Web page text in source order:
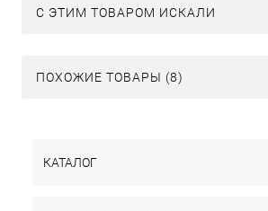
C ЭТИМ ТОВАРОМ ИСКАЛИ
ПОХОЖИЕ ТОВАРЫ (8)
КАТАЛОГ